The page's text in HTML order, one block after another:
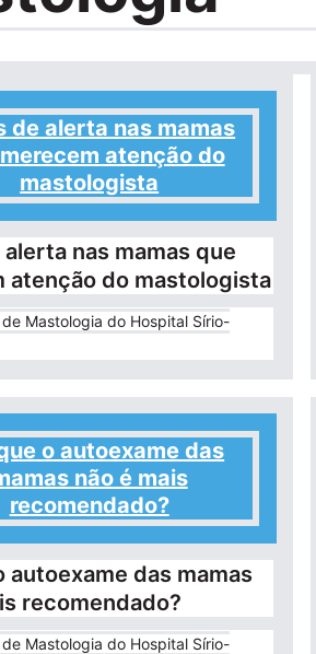
de alerta nas mamas
atenção do
mastologista
alerta nas mamas que
atenção do mastologista
Mastologia do Hospital Sírio-
o autoexame das
não é mais
recomendado?
autoexame das mamas
recomendado?
Mastologia do Hospital Sírio-